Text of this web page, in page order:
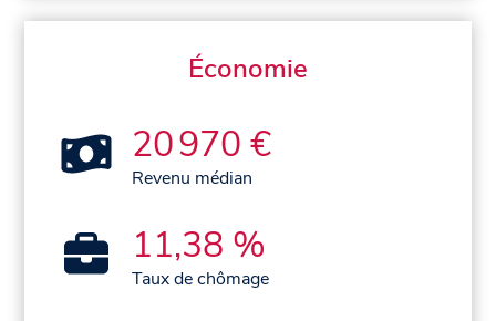
Économie
20 970 €
Revenu médian
11,38 %
Taux de chômage